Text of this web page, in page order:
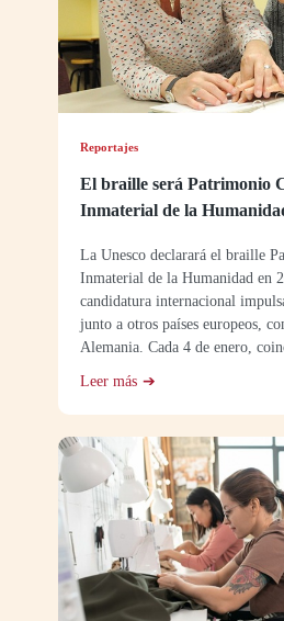
Reportajes
El braille será Patrimonio
Inmaterial de la
La Unesco declarará el braille
Inmaterial de la Humanidad en
candidatura internacional
junto a otros países europeos,
Alemania. Cada 4 de enero,
Leer más